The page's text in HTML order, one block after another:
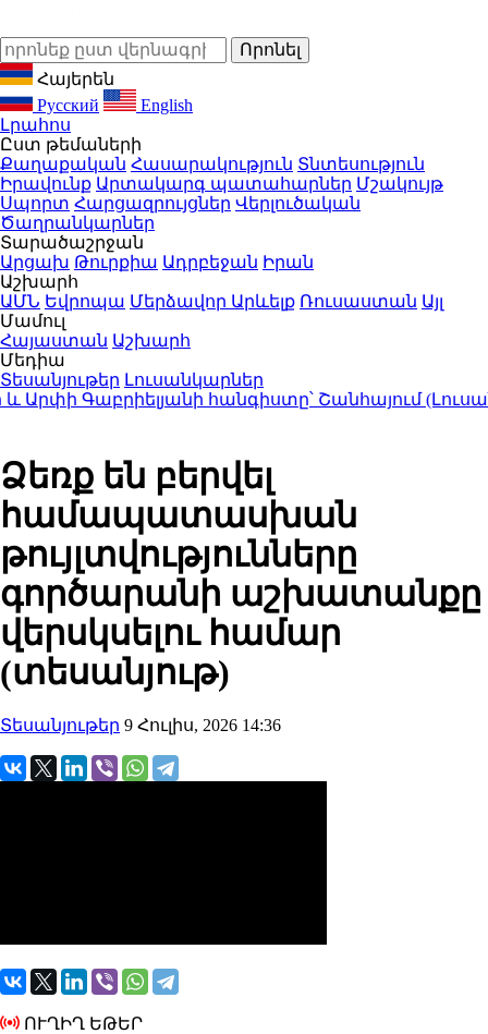
Հայերեն
Русский
English
Լրահոս
Ըստ թեմաների
Քաղաքական Հասարակություն Տնտեսություն
Իրավունք Արտակարգ պատահարներ Մշակույթ
Սպորտ Հարցազրույցներ Վերլուծական
Ծաղրանկարներ
Տարածաշրջան
Արցախ Թուրքիա Ադրբեջան Իրան
Աշխարհ
ԱՄՆ Եվրոպա Մերձավոր Արևելք Ռուսաստան Այլ
Մամուլ
Հայաստան Աշխարհ
Մեդիա
Տեսանյութեր Լուսանկարներ
Գաբրիելյանի հանգիստը՝ Շանհայում
Ձեռք են բերվել
համապատասխան
թույլտվությունները
գործարանի աշխատանքը
վերսկսելու համար
(տեսանյութ)
Տեսանյութեր 9 Հուլիս, 2026 14:36
ՈՒՂԻՂ ԵԹԵՐ